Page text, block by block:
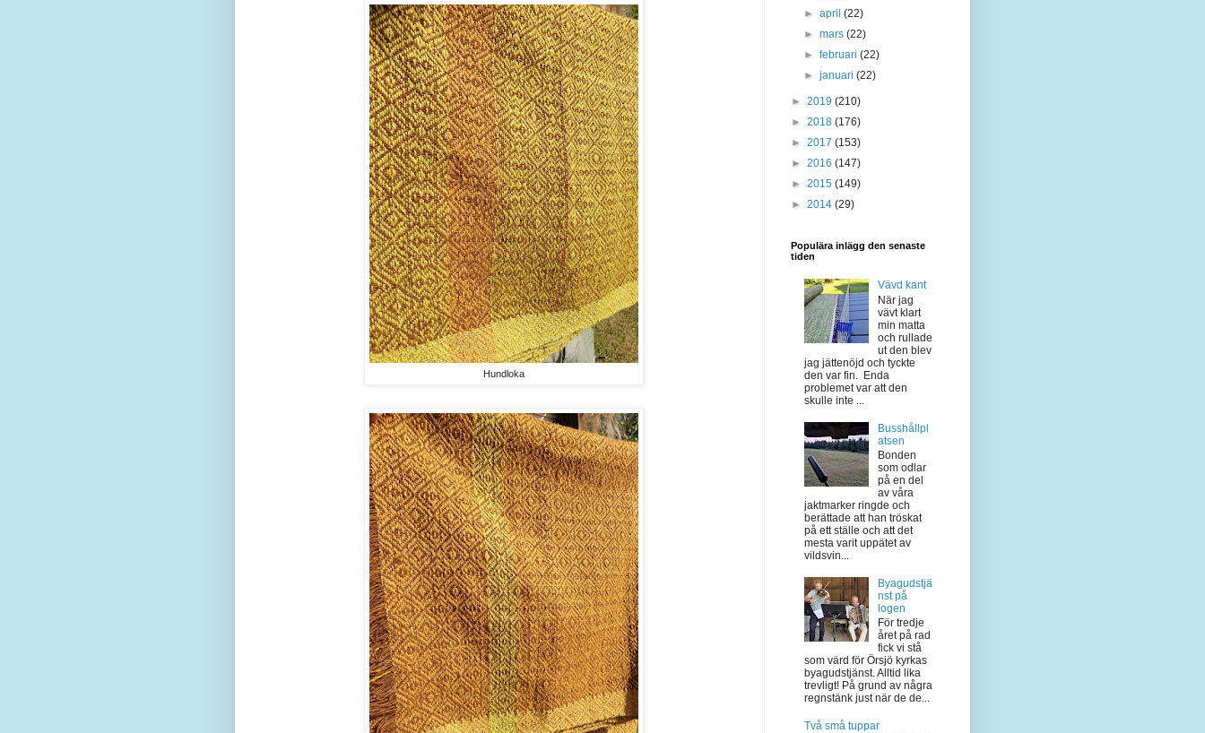
Hundloka
►april(22)
►mars(22)
►februari(22)
►januari(22)
► 2019 (210)
► 2018 (176)
► 2017 (153)
► 2016 (147)
► 2015 (149)
► 2014 (29)
Populära inlägg den senaste
tiden
Vävd kant
När jag
vävt klart
min matta
och rullade
ut den blev
jag jättenöjd och tyckte
den var fin. Enda
problemet var att den
skulle inte ...
Busshållpl
atsen
Bonden
som odlar
på en del
av våra
jaktmarker ringde och
berättade att han tröskat
på ett ställe och att det
mesta varit uppätet av
vildsvin...
Byagudstjä
nst på
logen
För tredje
året på rad
fick vi stå
som värd för Örsjö kyrkas
byagudstjänst. Alltid lika
trevligt! På grund av några
regnstänk just när de de...
Två små tuppar